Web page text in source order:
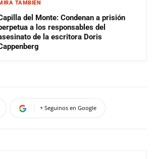
TAMBIÉN
del Monte: Condenan a prisión
a los responsables del
de la escritora Doris
+ Seguinos en Google